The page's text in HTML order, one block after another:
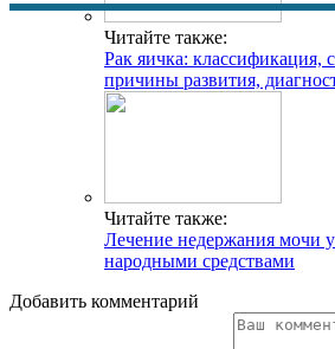
Читайте также:
Рак яичка: классификация,
причины развития,
Читайте также:
Лечение недержания мочи
народными средствами
Добавить комментарий